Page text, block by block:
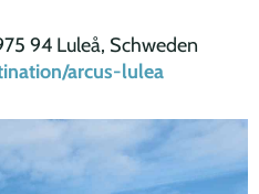
94 Luleå, Schweden
arcus-lulea